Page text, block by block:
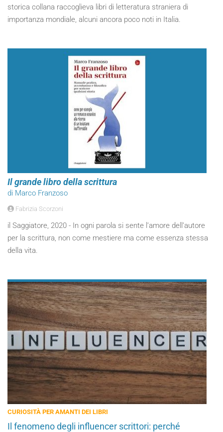
storica collana raccoglieva libri di letteratura straniera di
importanza mondiale, alcuni ancora poco noti in Italia.
Il grande libro della scrittura
di Marco Franzoso
Fabrizia Scorzoni
il Saggiatore, 2020 - In ogni parola si sente l’amore dell’autore
per la scrittura, non come mestiere ma come essenza stessa
della vita.
CURIOSITÀ PER AMANTI DEI LIBRI
Il fenomeno degli influencer scrittori: perché